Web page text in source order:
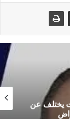
الصامت يختلف عن